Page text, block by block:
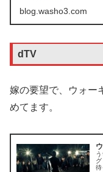
blog.washo3.com
dTV
嫁の要望で、ウォー
めてます。
待